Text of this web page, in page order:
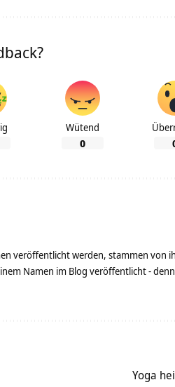
Wütend
0
veröffentlicht werden, stammen von
Namen im Blog veröffentlicht -
Yoga